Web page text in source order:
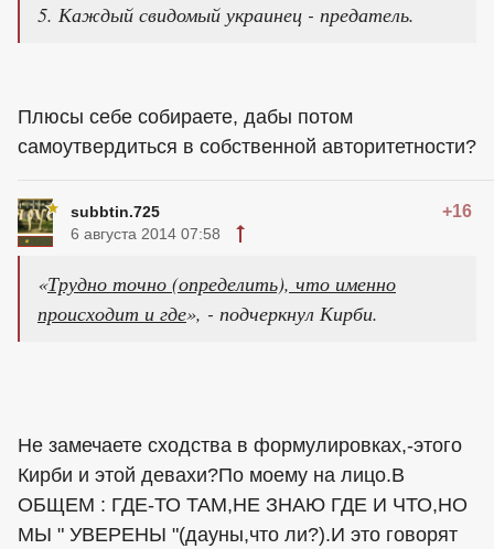
5. Каждый свидомый украинец - предатель.
Плюсы себе собираете, дабы потом
самоутвердиться в собственной авторитетности?
subbtin.725 +16
6 августа 2014 07:58
«Трудно точно (определить), что именно
происходит и где», - подчеркнул Кирби.
Не замечаете сходства в формулировках,-этого
Кирби и этой девахи?По моему на лицо.В
ОБЩЕМ : ГДЕ-ТО ТАМ,НЕ ЗНАЮ ГДЕ И ЧТО,НО
МЫ " УВЕРЕНЫ "(дауны,что ли?).И это говорят